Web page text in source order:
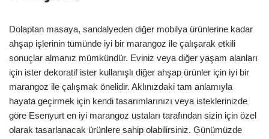
Dolaptan masaya, sandalyeden diğer mobilya ürünlerine kadar
ahşap işlerinin tümünde iyi bir marangoz ile çalışarak etkili
sonuçlar almanız mümkündür. Eviniz veya diğer yaşam alanları
için ister dekoratif ister kullanışlı diğer ahşap ürünler için iyi bir
marangoz ile çalışmak önelidir. Aklınızdaki tam anlamıyla
hayata geçirmek için kendi tasarımlarınızı veya isteklerinizde
göre Esenyurt en iyi marangoz ustaları tarafından sizin için özel
olarak tasarlanacak ürünlere sahip olabilirsiniz. Günümüzde